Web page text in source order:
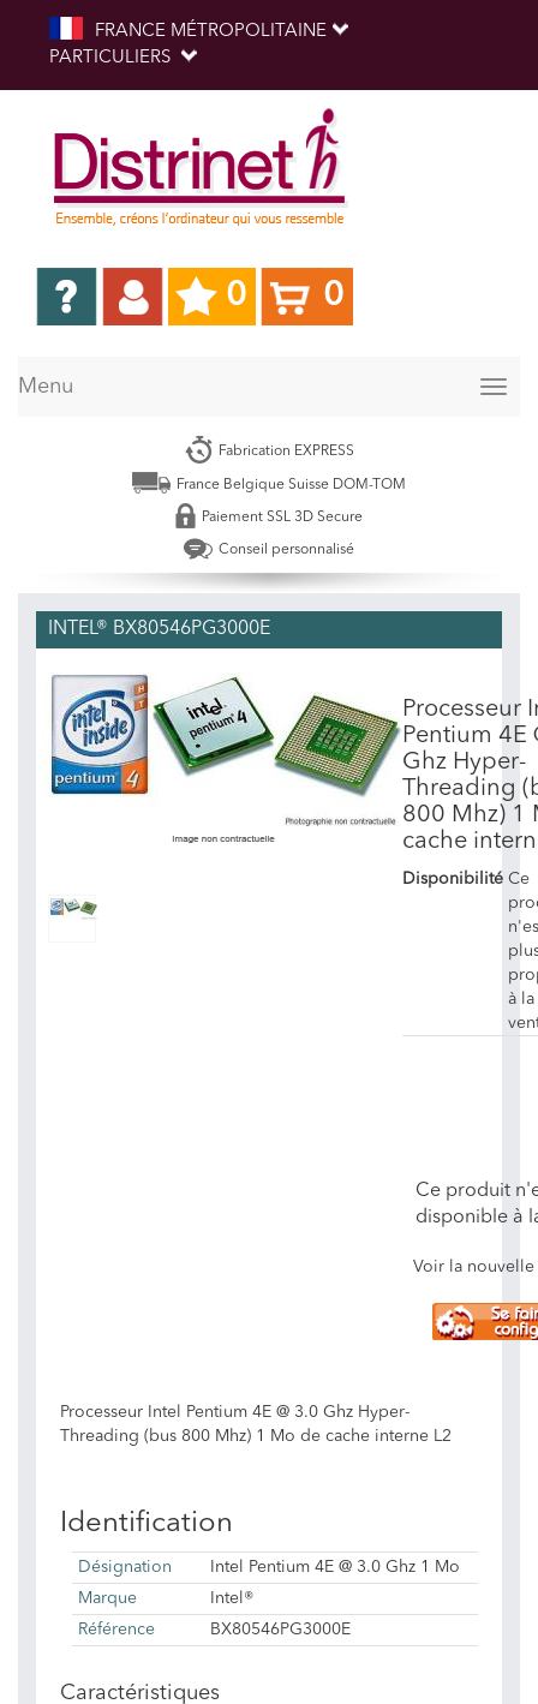
FRANCE MÉTROPOLITAINE
PARTICULIERS
0 0
Menu
Fabrication EXPRESS
France Belgique Suisse DOM-TOM
Paiement SSL 3D Secure
Conseil personnalisé
INTEL® BX80546PG3000E
Processeur
Pentium 4E
Ghz Hyper-
Threading
800 Mhz) 1
cache
Disponibilité Ce
à la
Ce produit
disponible à
Voir la nouvelle
Processeur Intel Pentium 4E @ 3.0 Ghz Hyper-
Threading (bus 800 Mhz) 1 Mo de cache interne L2
Identification
Désignation
Intel Pentium 4E @ 3.0 Ghz 1 Mo
Marque
Intel®
Référence
BX80546PG3000E
Caractéristiques